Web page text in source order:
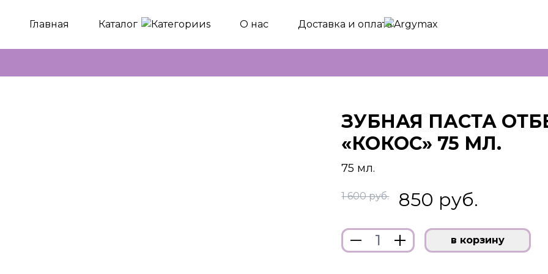
Главная Каталог О нас Доставка и оплата
ЗУБНАЯ ПАСТА
«КОКОС» 75 МЛ.
75 мл.
1 600 руб. 850 руб.
в корзину